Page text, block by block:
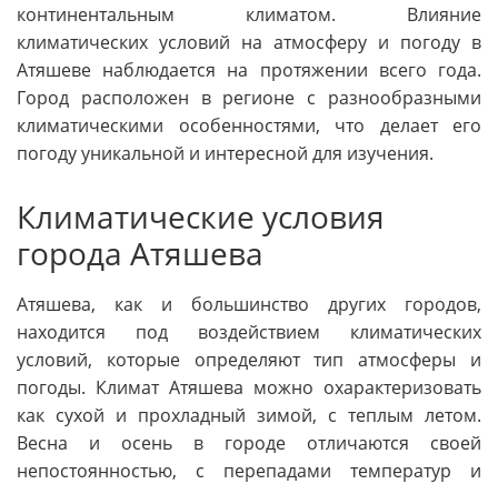
континентальным климатом. Влияние
климатических условий на атмосферу и погоду в
Атяшеве наблюдается на протяжении всего года.
Город расположен в регионе с разнообразными
климатическими особенностями, что делает его
погоду уникальной и интересной для изучения.
Климатические условия
города Атяшева
Атяшева, как и большинство других городов,
находится под воздействием климатических
условий, которые определяют тип атмосферы и
погоды. Климат Атяшева можно охарактеризовать
как сухой и прохладный зимой, с теплым летом.
Весна и осень в городе отличаются своей
непостоянностью, с перепадами температур и